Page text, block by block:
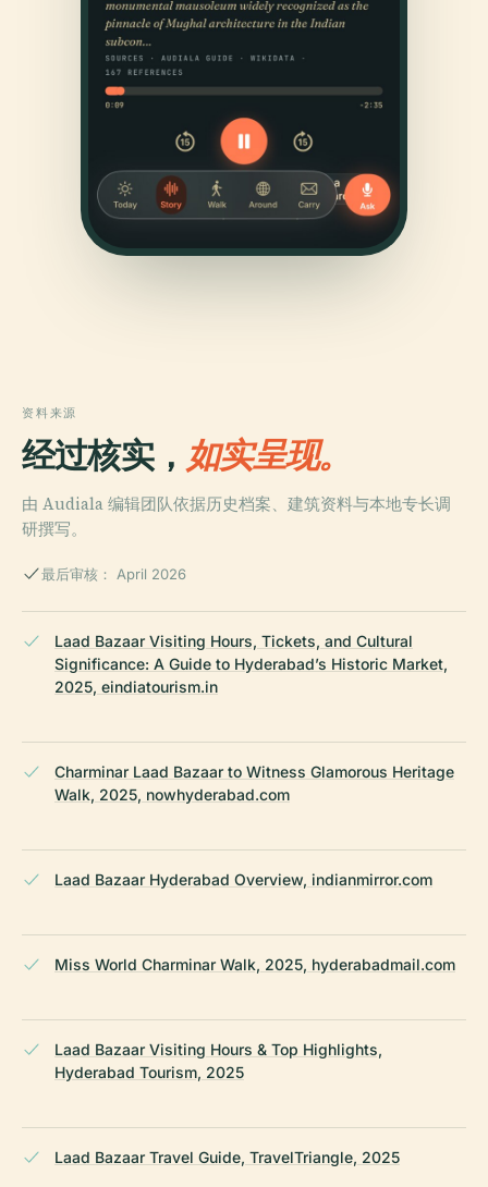
资料来源
经过核实， 如实呈现。
由 Audiala 编辑团队依据历史档案、建筑资料与本地专长调
研撰写。
最后审核： April 2026
Laad Bazaar Visiting Hours, Tickets, and Cultural
Significance: A Guide to Hyderabad’s Historic Market,
2025, eindiatourism.in
Charminar Laad Bazaar to Witness Glamorous Heritage
Walk, 2025, nowhyderabad.com
Laad Bazaar Hyderabad Overview, indianmirror.com
Miss World Charminar Walk, 2025, hyderabadmail.com
Laad Bazaar Visiting Hours & Top Highlights,
Hyderabad Tourism, 2025
Laad Bazaar Travel Guide, TravelTriangle, 2025